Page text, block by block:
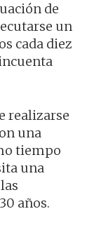
de
un
cada diez
realizarse
una
tiempo
una
años.